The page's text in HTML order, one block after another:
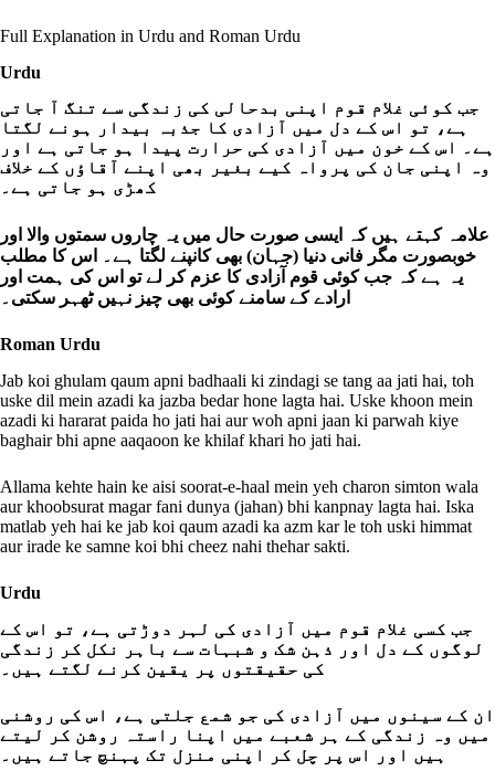
Full Explanation in Urdu and Roman Urdu
Urdu
جب کوئی غلام قوم اپنی بدحالی کی زندگی سے تنگ آ جاتی
ہے، تو اس کے دل میں آزادی کا جذبہ بیدار ہونے لگتا
ہے۔ اس کے خون میں آزادی کی حرارت پیدا ہو جاتی ہے اور
وہ اپنی جان کی پرواہ کیے بغیر بھی اپنے آقاؤں کے خلاف
کھڑی ہو جاتی ہے۔
علامہ کہتے ہیں کہ ایسی صورت حال میں یہ چاروں سمتوں والا اور
خوبصورت مگر فانی دنیا (جہان) بھی کانپنے لگتا ہے۔ اس کا مطلب
یہ ہے کہ جب کوئی قوم آزادی کا عزم کر لے تو اس کی ہمت اور
ارادے کے سامنے کوئی بھی چیز نہیں ٹھہر سکتی۔
Roman Urdu
Jab koi ghulam qaum apni badhaali ki zindagi se tang aa jati hai, toh
uske dil mein azadi ka jazba bedar hone lagta hai. Uske khoon mein
azadi ki hararat paida ho jati hai aur woh apni jaan ki parwah kiye
baghair bhi apne aaqaoon ke khilaf khari ho jati hai.
Allama kehte hain ke aisi soorat-e-haal mein yeh charon simton wala
aur khoobsurat magar fani dunya (jahan) bhi kanpnay lagta hai. Iska
matlab yeh hai ke jab koi qaum azadi ka azm kar le toh uski himmat
aur irade ke samne koi bhi cheez nahi thehar sakti.
Urdu
جب کسی غلام قوم میں آزادی کی لہر دوڑتی ہے، تو اس کے
لوگوں کے دل اور ذہن شک و شبہات سے باہر نکل کر زندگی
کی حقیقتوں پر یقین کرنے لگتے ہیں۔
ان کے سینوں میں آزادی کی جو شمع جلتی ہے، اس کی روشنی
میں وہ زندگی کے ہر شعبے میں اپنا راستہ روشن کر لیتے
ہیں اور اس پر چل کر اپنی منزل تک پہنچ جاتے ہیں۔